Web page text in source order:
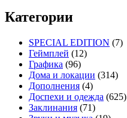
Категории
SPECIAL EDITION (7)
Геймплей (12)
Графика (96)
Дома и локации (314)
Дополнения (4)
Доспехи и одежда (625)
Заклинания (71)